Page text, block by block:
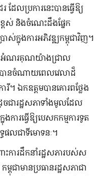
ដែលប្រការនេះបានធ្វើឱ្យ
ស់ និងចំណេះដឹងផ្នែក
ាស់ក្នុងការអភិវឌ្ឍកម្ពុជាវិញ។
ងអំណរគុណយ៉ាងជ្រាល
បានចំណាយពេលវេលាដ៏
ឯកឧត្តមបានគោរពថ្លែង
ជារដ្ឋសភាទាំងមូលដែល
ការធ្វើឱ្យបេសកកម្មការទូត
ផលជាទីមោទនៈ។
ះការដឹកនាំរដ្ឋសភារបស់ស
ពុជាមានប្រធានរដ្ឋសភាជា